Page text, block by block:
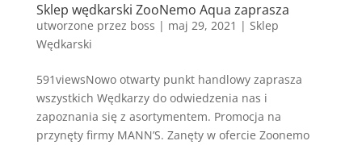
Sklep wędkarski ZooNemo Aqua zaprasza
utworzone przez boss | maj 29, 2021 | Sklep
Wędkarski
591viewsNowo otwarty punkt handlowy zaprasza
wszystkich Wędkarzy do odwiedzenia nas i
zapoznania się z asortymentem. Promocja na
przynęty firmy MANN’S. Zanęty w ofercie Zoonemo